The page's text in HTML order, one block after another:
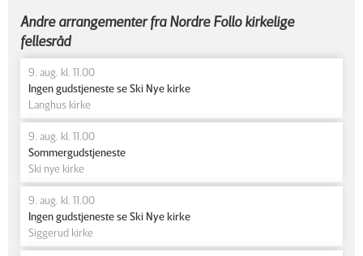
Andre arrangementer fra Nordre Follo kirkelige
fellesråd
9. aug. kl. 11.00
Ingen gudstjeneste se Ski Nye kirke
Langhus kirke
9. aug. kl. 11.00
Sommergudstjeneste
Ski nye kirke
9. aug. kl. 11.00
Ingen gudstjeneste se Ski Nye kirke
Siggerud kirke